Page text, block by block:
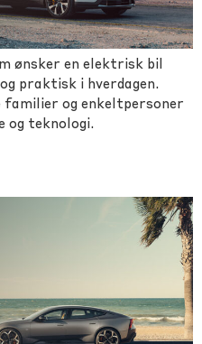
ønsker en elektrisk bil
praktisk i hverdagen.
familier og enkeltpersoner
og teknologi.